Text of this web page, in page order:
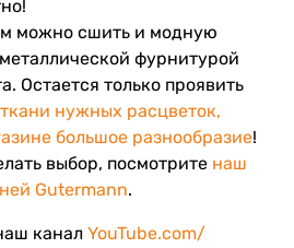
можно сшить и модную
фурнитурой
Остается только проявить
ткани нужных расцветок,
большое разнообразие!
выбор, посмотрите наш
Gutermann.
канал YouTube.com/